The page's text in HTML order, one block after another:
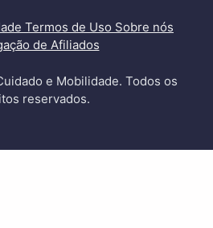
Termos de Uso Sobre nós
de Afiliados
e Mobilidade. Todos os
reservados.